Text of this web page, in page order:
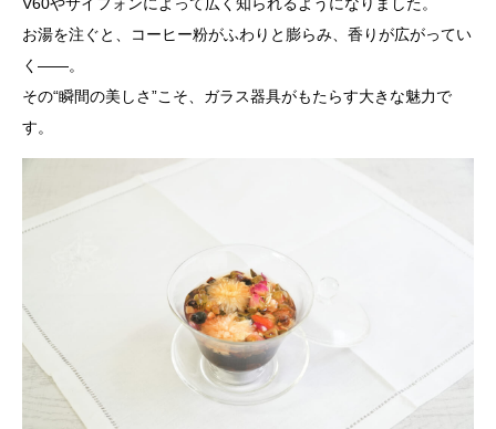
お湯を注ぐと、コーヒー粉がふわりと膨らみ、香りが広がってい
く——。
その“瞬間の美しさ”こそ、ガラス器具がもたらす大きな魅力で
す。